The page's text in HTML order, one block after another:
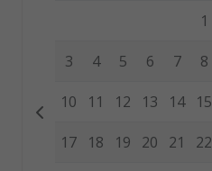
Miércoles
1
3 4 5 6 7 8
10 11 12 13 14 15
17 18 19 20 21 22